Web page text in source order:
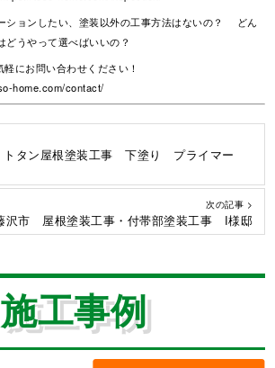
ションしたい、塗装以外の工事方法はないの？ どん
うやって選べばいいの？
にお問い合わせください！
home.com/contact/
タン屋根塗装工事 下塗り プライマー
次の記事 >
沢市 屋根塗装工事・付帯部塗装工事 I様邸
施工事例